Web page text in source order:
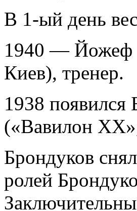
В 1-ый день
1940 — Йожеф
Киев), тренер.
1938 появился
(«Вавилон
Брондуков
ролей